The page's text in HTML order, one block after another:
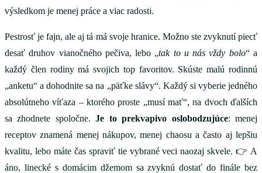
výsledkom je menej práce a viac radosti.
Pestrosť je fajn, ale aj tá má svoje hranice. Možno ste zvyknutí piecť
desať druhov vianočného pečiva, lebo „tak to u nás vždy bolo“ a
každý člen rodiny má svojich top favoritov. Skúste malú rodinnú
„anketu“ a dohodnite sa na „päťke slávy“. Každý si vyberie jedného
absolútneho víťaza – ktorého proste „musí mať“, na dvoch ďalších
sa zhodnete spoločne.Je to prekvapivo oslobodzujúce: menej
receptov znamená menej nákupov, menej chaosu a často aj lepšiu
kvalitu, lebo máte čas spraviť tie vybrané veci naozaj skvele. 👉 A
áno, linecké s domácim džemom sa zvyknú dostať do finále bez